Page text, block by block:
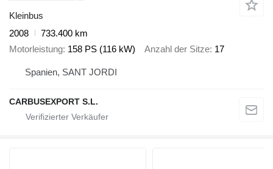
Kleinbus
2008
733.400 km
Motorleistung 158 PS (116 kW) Anzahl der Sitze 17
Spanien, SANT JORDI
CARBUSEXPORT S.L.